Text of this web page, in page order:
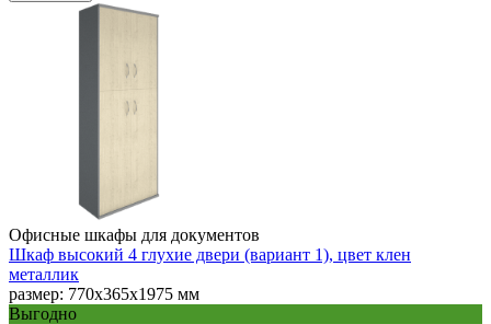
Офисные шкафы для документов
Шкаф высокий 4 глухие двери (вариант 1), цвет клен
металлик
размер: 770х365х1975 мм
Выгодно